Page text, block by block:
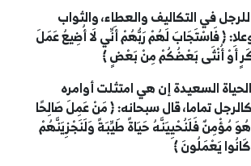
في التكاليف والعطاء، والثواب
﴿فَاسْتَجَابَ لَهُمْ رَبُّهُمْ أَنِّي لَا أُضِيعُ عَمَلَ
أَوْ أُنْثَى بَعْضُكُمْ مِنْ بَعْضٍ﴾
السعيدة إن هي امتثلت أوامره
تماما، قال سبحانه:﴿مَنْ عَمِلَ صَالِحًا
مُؤْمِنٌ فَلَنُحْيِيَنَّهُ حَيَاةً طَيِّبَةً وَلَنَجْزِيَنَّهُمْ
يَعْمَلُونَ﴾